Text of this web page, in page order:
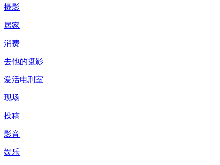
摄影
居家
消费
去他的摄影
爱活电刑室
现场
投稿
影音
娱乐